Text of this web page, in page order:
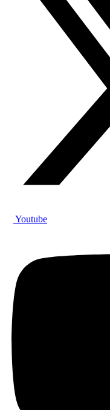
Youtube